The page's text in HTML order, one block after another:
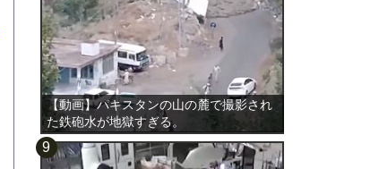
【動画】パキスタンの山の麓で撮影され
た鉄砲水が地獄すぎる。